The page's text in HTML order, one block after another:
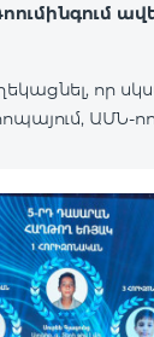
որ
ԱՄՆ-
դեպի
զանգեր
դրամ:
Ալբանիա,
Բոսնիա և